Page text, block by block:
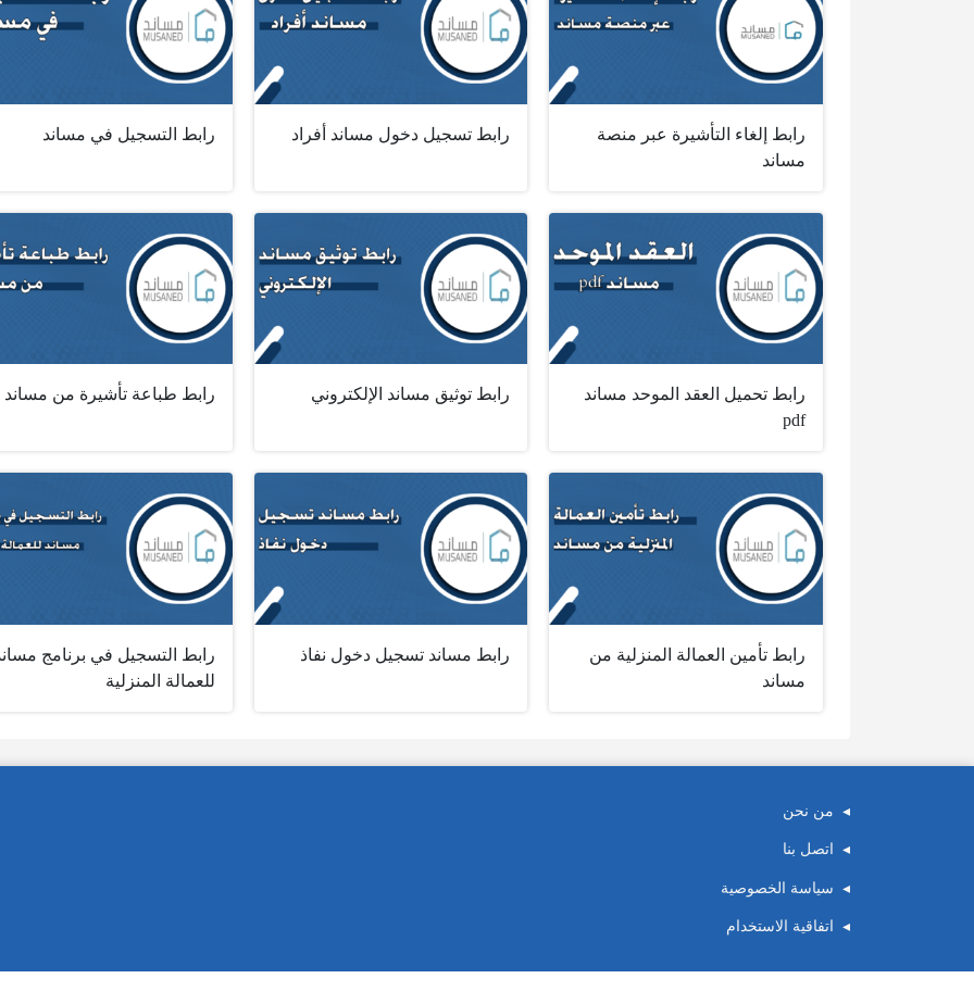
رابط إلغاء التأشيرة عبر منصة
مساند
رابط تسجيل دخول مساند أفراد رابط التسجيل في مساند
رابط تحميل العقد الموحد مساند
pdf
رابط توثيق مساند الإلكتروني رابط طباعة تأشيرة من مساند
رابط تأمين العمالة المنزلية من
مساند
رابط مساند تسجيل دخول نفاذ
رابط التسجيل في برنامج
للعمالة المنزلية
من نحن
اتصل بنا
سياسة الخصوصية
اتفاقية الاستخدام